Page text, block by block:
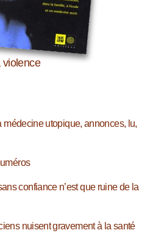
violence
médecine utopique, annonces, lu,
confiance n’est que ruine de la
nuisent gravement à la santé